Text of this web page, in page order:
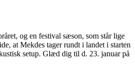
og en festival sæson, som står lige
at Mekdes tager rundt i landet i starten
setup. Glæd dig til d. 23. januar på